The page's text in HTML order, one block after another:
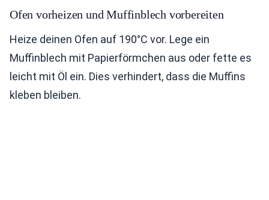
Ofen vorheizen und Muffinblech vorbereiten
Heize deinen Ofen auf 190°C vor. Lege ein
Muffinblech mit Papierförmchen aus oder fette es
leicht mit Öl ein. Dies verhindert, dass die Muffins
kleben bleiben.